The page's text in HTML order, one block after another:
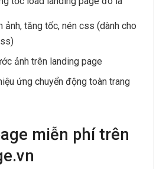
ảnh, tăng tốc, nén css (dành cho
ảnh trên landing page
ứng chuyển động toàn trang
miễn phí trên